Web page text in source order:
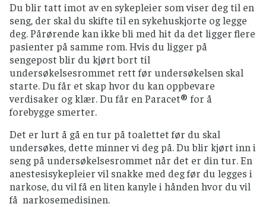
Du blir tatt imot av en sykepleier som viser deg til en
seng, der skal du skifte til en sykehuskjorte og legge
deg. Pårørende kan ikke bli med hit da det ligger flere
pasienter på samme rom. Hvis du ligger på
sengepost blir du kjørt bort til
undersøkelsesrommet rett før undersøkelsen skal
starte. Du får et skap hvor du kan oppbevare
verdisaker og klær. Du får en Paracet® for å
forebygge smerter.
Det er lurt å gå en tur på toalettet før du skal
undersøkes, dette minner vi deg på. Du blir kjørt inn i
seng på undersøkelsesrommet når det er din tur. En
anestesisykepleier vil snakke med deg før du legges i
narkose, du vil få en liten kanyle i hånden hvor du vil
få narkosemedisinen.